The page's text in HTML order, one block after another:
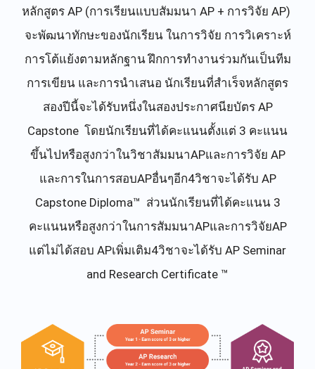
หลักสูตร AP (การเรียนแบบสัมมนา AP + การวิจัย AP)
จะพัฒนาทักษะของนักเรียน ในการวิจัย การวิเคราะห์
การโต้แย้งตามหลักฐาน ฝึกการทำงานร่วมกันเป็นทีม
การเขียน และการนำเสนอ นักเรียนที่สำเร็จหลักสูตร
สองปีนี้จะได้รับหนึ่งในสองประกาศนียบัตร AP
Capstone โดยนักเรียนที่ได้คะแนนตั้งแต่ 3 คะแนน
ขึ้นไปหรือสูงกว่าในวิชาสัมมนาAPและการวิจัย AP
และการในการสอบAPอื่นๆอีก4วิชาจะได้รับ AP
Capstone Diploma™ ส่วนนักเรียนที่ได้คะแนน 3
คะแนนหรือสูงกว่าในการสัมมนาAPและการวิจัยAP
แต่ไม่ได้สอบ APเพิ่มเติม4วิชาจะได้รับ AP Seminar
and Research Certificate ™